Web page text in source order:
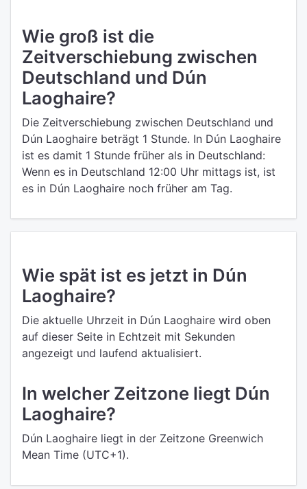
Wie groß ist die
Zeitverschiebung zwischen
Deutschland und Dún
Laoghaire?
Die Zeitverschiebung zwischen Deutschland und
Dún Laoghaire beträgt 1 Stunde. In Dún Laoghaire
ist es damit 1 Stunde früher als in Deutschland:
Wenn es in Deutschland 12:00 Uhr mittags ist, ist
es in Dún Laoghaire noch früher am Tag.
Wie spät ist es jetzt in Dún
Laoghaire?
Die aktuelle Uhrzeit in Dún Laoghaire wird oben
auf dieser Seite in Echtzeit mit Sekunden
angezeigt und laufend aktualisiert.
In welcher Zeitzone liegt Dún
Laoghaire?
Dún Laoghaire liegt in der Zeitzone Greenwich
Mean Time (UTC+1).